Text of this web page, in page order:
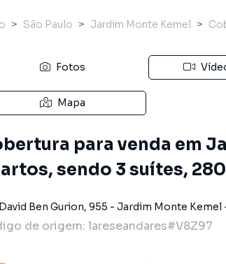
São Paulo Jardim Monte Kemel
Fotos
Mapa
para venda em
sendo 3 suítes,
Ben Gurion, 955 - Jardim Monte Kemel
de origem: lareseandares#V8Z97